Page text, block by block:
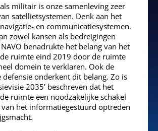
militair is onze samenleving zeer
satellietsystemen. Denk aan het
en communicatiesystemen.
zowel kansen als bedreigingen
benadrukte het belang van het
ruimte eind 2019 door de ruimte
domein te verklaren. Ook de
defensie onderkent dit belang. Zo is
2035’ beschreven dat het
ruimte een noodzakelijke schakel
het informatiegestuurd optreden